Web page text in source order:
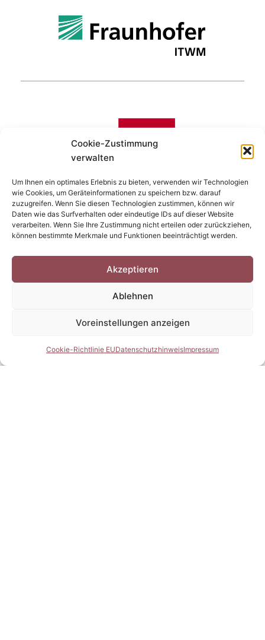
Cookie-Zustimmung
verwalten
Um Ihnen ein optimales Erlebnis zu bieten, verwenden wir Technologien
wie Cookies, um Geräteinformationen zu speichern bzw. darauf
zuzugreifen. Wenn Sie diesen Technologien zustimmen, können wir
Daten wie das Surfverhalten oder eindeutige IDs auf dieser Website
verarbeiten. Wenn Sie Ihre Zustimmung nicht erteilen oder zurückziehen,
können bestimmte Merkmale und Funktionen beeinträchtigt werden.
Akzeptieren
Ablehnen
Voreinstellungen anzeigen
Cookie-Richtlinie EUDatenschutzhinweisImpressum